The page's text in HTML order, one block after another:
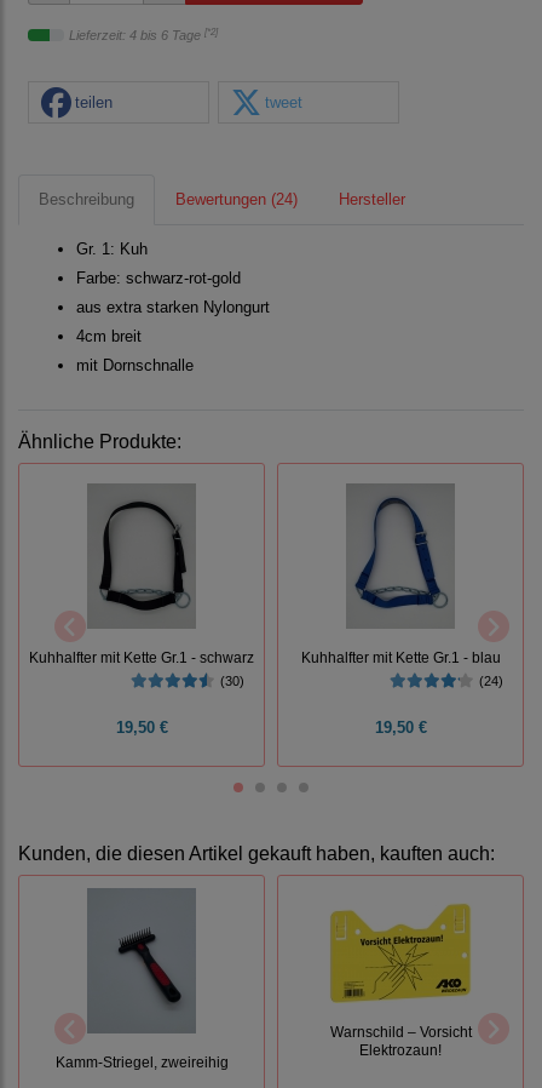
Lieferzeit: 4 bis 6 Tage [*2]
teilen tweet
Beschreibung Bewertungen (24) Hersteller
Gr. 1: Kuh
Farbe: schwarz-rot-gold
aus extra starken Nylongurt
4cm breit
mit Dornschnalle
Ähnliche Produkte:
Kuhhalfter mit Kette Gr.1 - schwarz
(30)
19,50 €
Kuhhalfter mit Kette Gr.1 - blau
(24)
19,50 €
Kunden, die diesen Artikel gekauft haben, kauften auch:
Kamm-Striegel, zweireihig
Warnschild – Vorsicht
Elektrozaun!